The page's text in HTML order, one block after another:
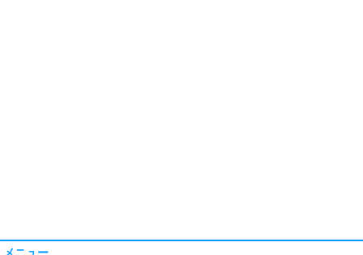
メニュー